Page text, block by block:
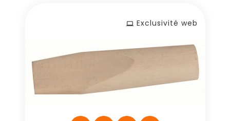
Exclusivité web